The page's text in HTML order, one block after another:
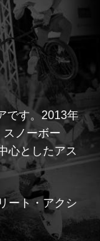
です。2013年
ノーボー
心としたアス
ート・アクシ